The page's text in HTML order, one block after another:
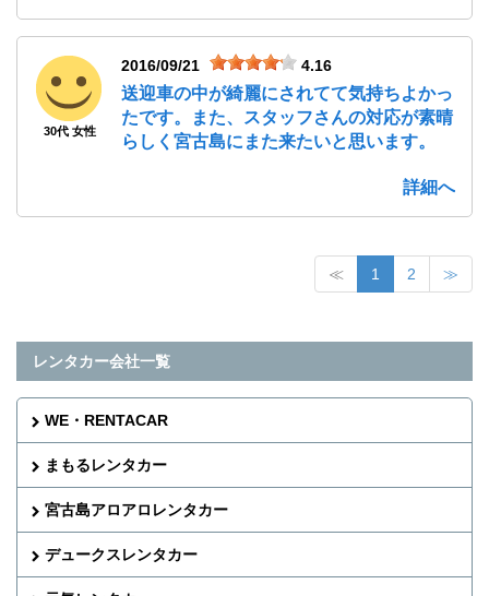
30代 女性
2016/09/21 4.16
送迎車の中が綺麗にされてて気持ちよかっ
たです。また、スタッフさんの対応が素晴
らしく宮古島にまた来たいと思います。
詳細へ
≪ 1 2 ≫
レンタカー会社一覧
WE・RENTACAR
まもるレンタカー
宮古島アロアロレンタカー
デュークスレンタカー